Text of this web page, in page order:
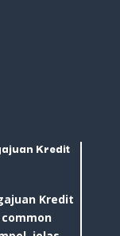
Kredit
Kredit